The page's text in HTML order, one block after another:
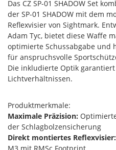
Das CZ SP-01 SHADOW Set
der SP-01 SHADOW mit dem
Reflexvisier von Sightmark.
Adam Tyc, bietet diese Waffe
optimierte Schussabgabe und
für anspruchsvolle
Die inkludierte Optik
Lichtverhältnissen.
Produktmerkmale:
Maximale Präzision:
der Schlagbolzensicherung
Direkt montiertes Reflexvisier: